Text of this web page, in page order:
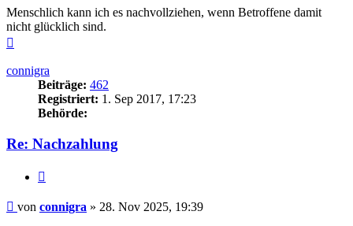
Menschlich kann ich es nachvollziehen, wenn Betroffene damit
nicht glücklich sind.
connigra
Beiträge: 462
Registriert: 1. Sep 2017, 17:23
Behörde:
Re: Nachzahlung
Beitrag
von connigra » 28. Nov 2025, 19:39